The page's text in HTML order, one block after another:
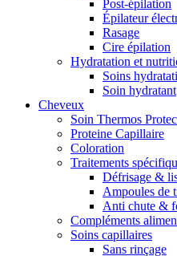
Post-épilation
Épilateur
Rasage
Cire épilation
Hydratation et
Soins
Soin hydratant
Cheveux
Soin Thermos
Proteine Capillaire
Coloration
Traitements
Défrisage &
Ampoules de
Anti chute &
Compléments
Soins capillaires
Sans rinçage